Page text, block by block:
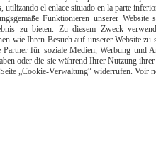
Paiement
utilizando el enlace situado en la parte
Funktionieren unserer
zu bieten. Zu diesem Zweck
wie Ihren Besuch auf unserer Website
Partner für soziale Medien, Werbung und
oder die sie während Ihrer Nutzung
„Cookie-Verwaltung“ widerrufen. Voir